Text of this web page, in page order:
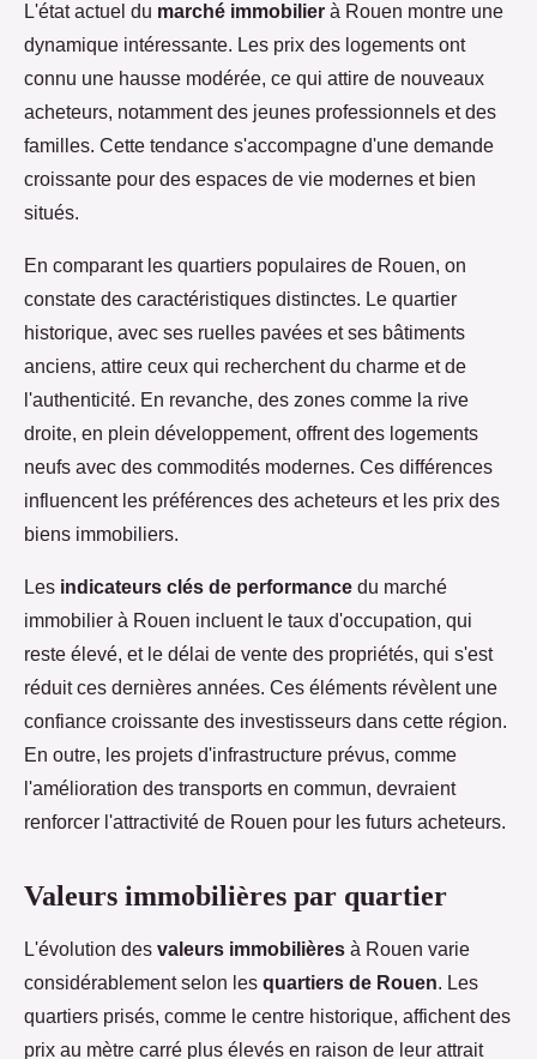
L'état actuel du marché immobilier à Rouen montre une
dynamique intéressante. Les prix des logements ont
connu une hausse modérée, ce qui attire de nouveaux
acheteurs, notamment des jeunes professionnels et des
familles. Cette tendance s'accompagne d'une demande
croissante pour des espaces de vie modernes et bien
situés.
En comparant les quartiers populaires de Rouen, on
constate des caractéristiques distinctes. Le quartier
historique, avec ses ruelles pavées et ses bâtiments
anciens, attire ceux qui recherchent du charme et de
l'authenticité. En revanche, des zones comme la rive
droite, en plein développement, offrent des logements
neufs avec des commodités modernes. Ces différences
influencent les préférences des acheteurs et les prix des
biens immobiliers.
Les indicateurs clés de performance du marché
immobilier à Rouen incluent le taux d'occupation, qui
reste élevé, et le délai de vente des propriétés, qui s'est
réduit ces dernières années. Ces éléments révèlent une
confiance croissante des investisseurs dans cette région.
En outre, les projets d'infrastructure prévus, comme
l'amélioration des transports en commun, devraient
renforcer l'attractivité de Rouen pour les futurs acheteurs.
Valeurs immobilières par quartier
L'évolution des valeurs immobilières à Rouen varie
considérablement selon les quartiers de Rouen. Les
quartiers prisés, comme le centre historique, affichent des
prix au mètre carré plus élevés en raison de leur attrait